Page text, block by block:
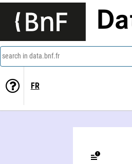
search in data.bnf.fr
FR